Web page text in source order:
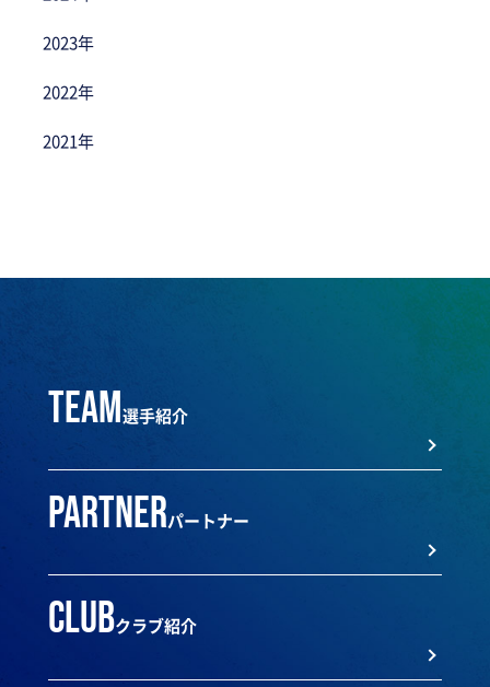
2023年
2022年
2021年
team選手紹介
partnerパートナー
clubクラブ紹介